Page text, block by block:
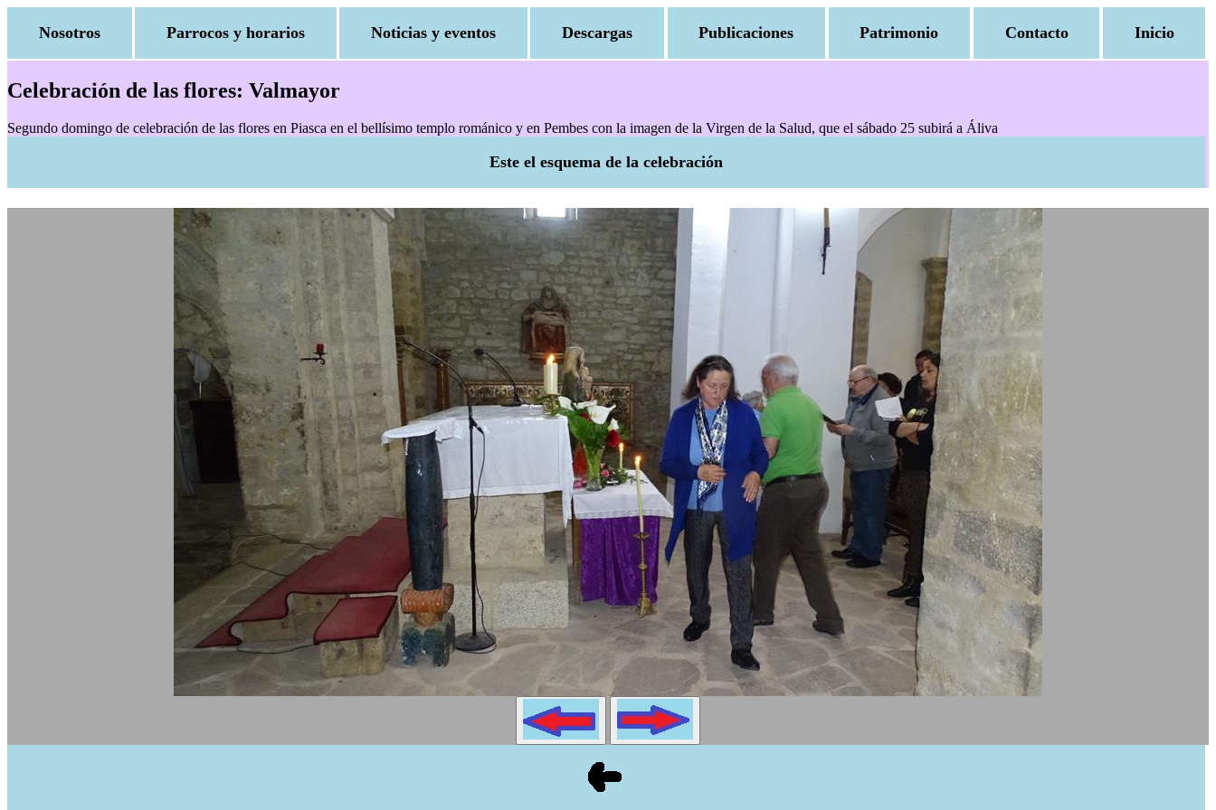
Nosotros Parrocos y horarios Noticias y eventos Descargas Publicaciones Patrimonio Contacto Inicio
Celebración de las flores: Valmayor
Segundo domingo de celebración de las flores en Piasca en el bellísimo templo románico y en Pembes con la imagen de la Virgen de la Salud, que el sábado 25 subirá a Áliva
Este el esquema de la celebración